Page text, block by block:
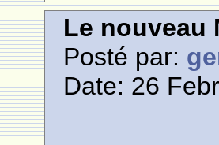
Le nouveau
Posté par:
Date: 26